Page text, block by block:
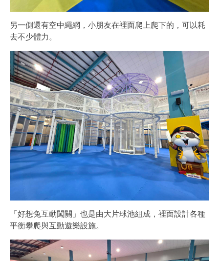
另一側還有空中繩網，小朋友在裡面爬上爬下的，可以耗
去不少體力。
「好想兔互動闖關」也是由大片球池組成，裡面設計各種
平衡攀爬與互動遊樂設施。